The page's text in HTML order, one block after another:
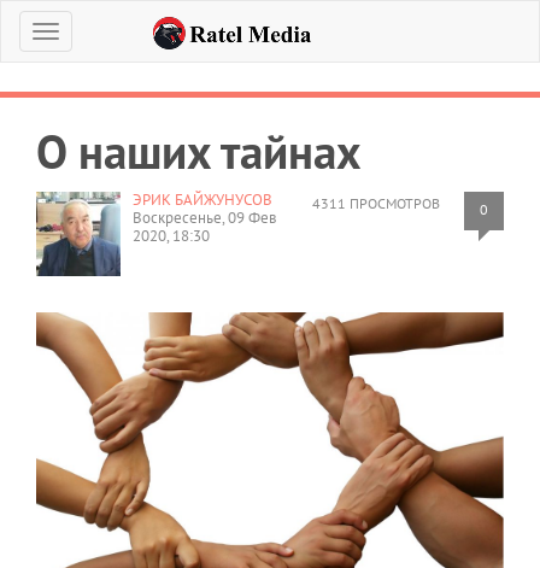
Меню
О наших тайнах
4311 ПРОСМОТРОВ 0
ЭРИК БАЙЖУНУСОВ
Воскресенье, 09 Фев
2020, 18:30